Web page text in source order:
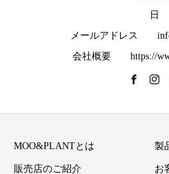
日
メールアドレス
会社概要 https://
MOO&PLANTとは 製
販売店のご紹介 お